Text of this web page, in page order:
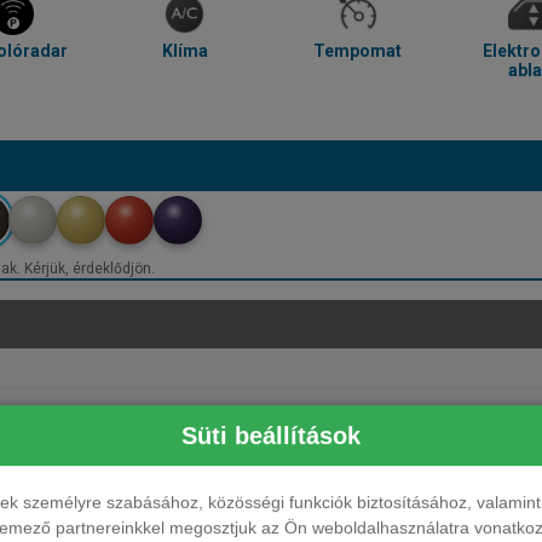
Süti beállítások
személyre szabásához, közösségi funkciók biztosításához,
partnereinkkel megosztjuk az Ön weboldalhasználatra
Klíma Tempomat
Kérjük, érdeklődjön.